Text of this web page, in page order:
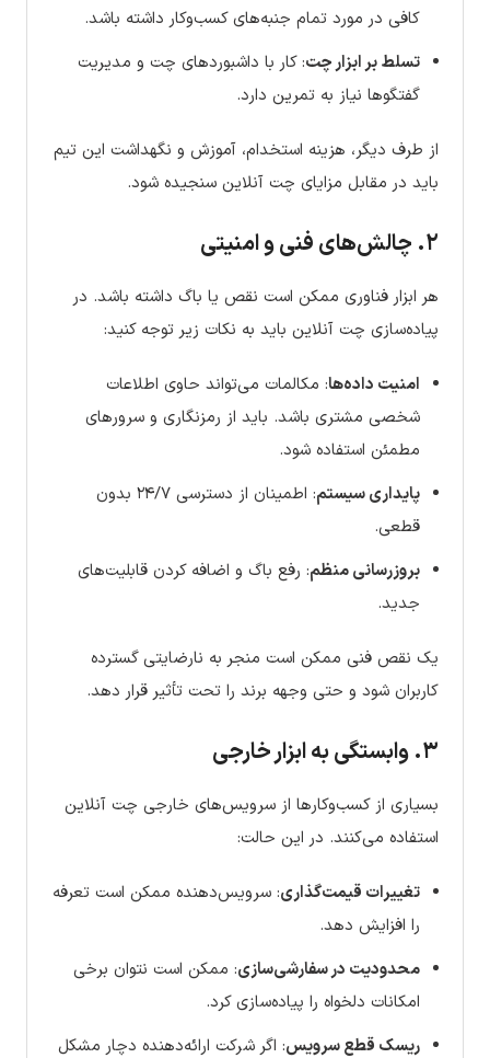
کافی در مورد تمام جنبه‌های کسب‌وکار داشته باشد.
تسلط بر ابزار چت: کار با داشبوردهای چت و مدیریت
گفتگوها نیاز به تمرین دارد.
از طرف دیگر، هزینه استخدام، آموزش و نگهداشت این تیم
باید در مقابل مزایای چت آنلاین سنجیده شود.
۲. چالش‌های فنی و امنیتی
هر ابزار فناوری ممکن است نقص یا باگ داشته باشد. در
پیاده‌سازی چت آنلاین باید به نکات زیر توجه کنید:
امنیت داده‌ها: مکالمات می‌تواند حاوی اطلاعات
شخصی مشتری باشد. باید از رمزنگاری و سرورهای
مطمئن استفاده شود.
پایداری سیستم
: اطمینان از دسترسی ۲۴/۷ بدون
قطعی.
بروزرسانی منظم: رفع باگ و اضافه کردن قابلیت‌های
جدید.
یک نقص فنی ممکن است منجر به نارضایتی گسترده
کاربران شود و حتی وجهه برند را تحت تأثیر قرار دهد.
۳. وابستگی به ابزار خارجی
بسیاری از کسب‌وکارها از سرویس‌های خارجی چت آنلاین
استفاده می‌کنند. در این حالت:
تغییرات قیمت‌گذاری: سرویس‌دهنده ممکن است تعرفه
را افزایش دهد.
محدودیت در سفارشی‌سازی: ممکن است نتوان برخی
امکانات دلخواه را پیاده‌سازی کرد.
ریسک قطع سرویس: اگر شرکت ارائه‌دهنده دچار مشکل